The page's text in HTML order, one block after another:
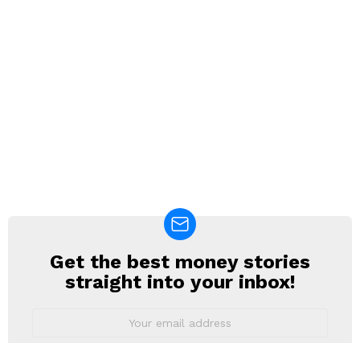
NEWSLETTER
Get the best money stories
straight into your inbox!